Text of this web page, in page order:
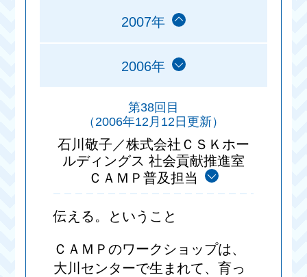
2007年
2006年
第38回目
（2006年12月12日更新）
石川敬子／株式会社ＣＳＫホー
ルディングス 社会貢献推進室
ＣＡＭＰ普及担当
伝える。ということ
ＣＡＭＰのワークショップは、
大川センターで生まれて、育っ